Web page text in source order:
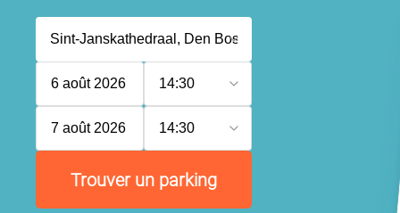
6 août 2026 14:30
7 août 2026 14:30
Trouver un parking